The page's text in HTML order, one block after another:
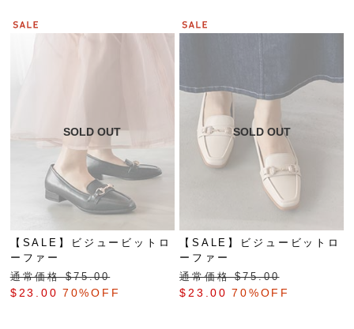
【SALE】ビジュービットロ
ーファー
通常価格 $‌75.00
$‌23.00 70%OFF
【SALE】ビジュービットロ
ーファー
通常価格 $‌75.00
$‌23.00 70%OFF